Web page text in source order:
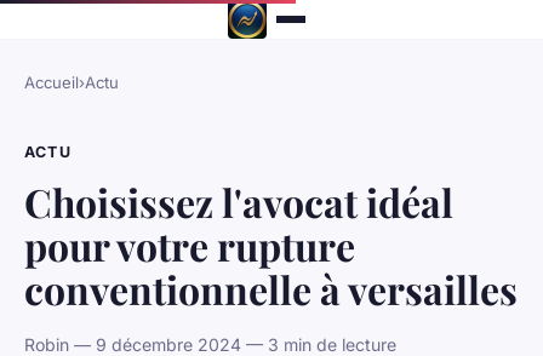
Accueil›Actu
ACTU
Choisissez l'avocat idéal
pour votre rupture
conventionnelle à versailles
Robin — 9 décembre 2024 — 3 min de lecture